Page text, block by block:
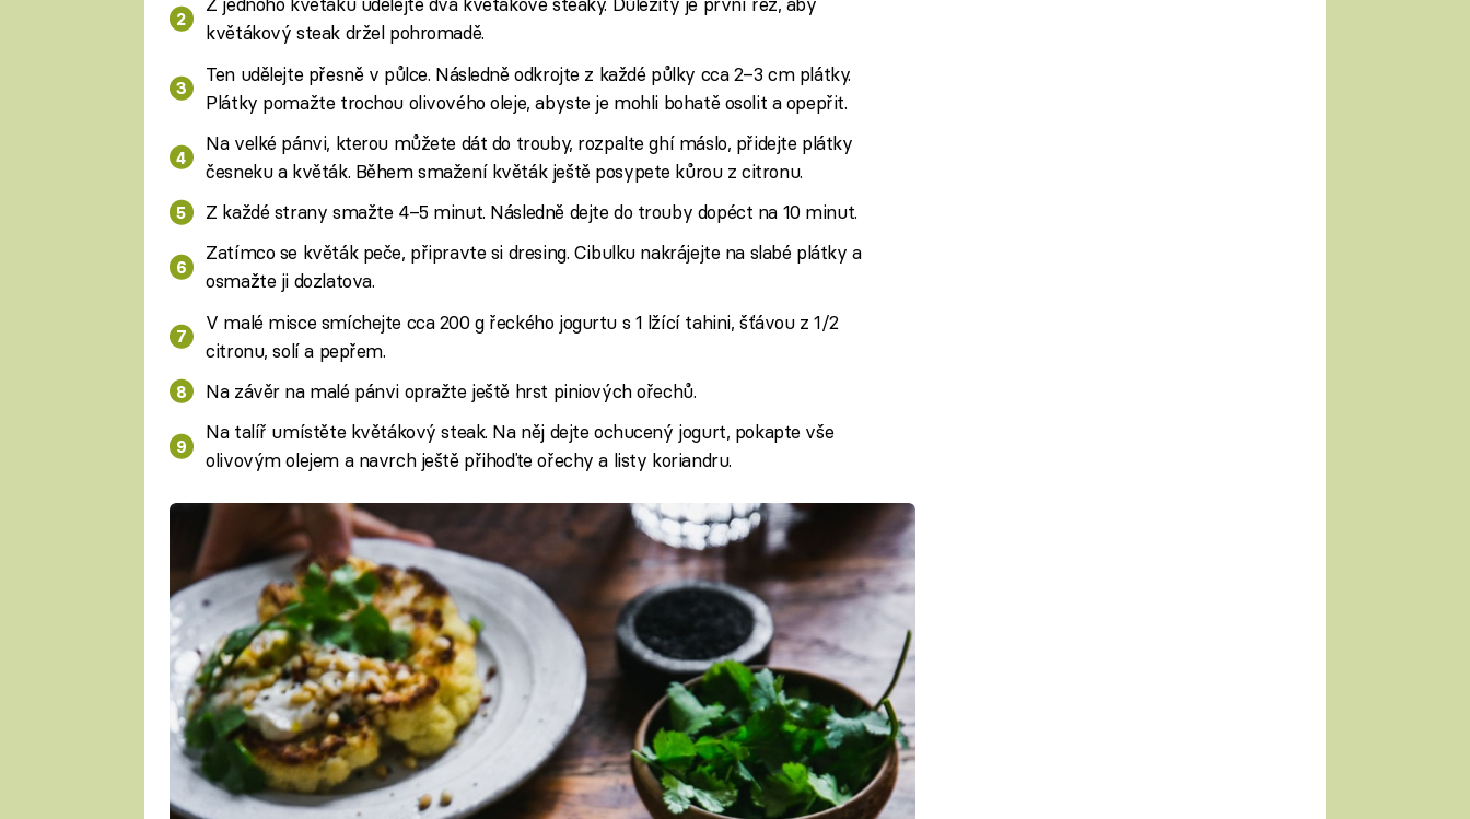
květákový steak držel pohromadě.
Ten udělejte přesně v půlce. Následně odkrojte z každé půlky cca 2–3 cm plátky.
Plátky pomažte trochou olivového oleje, abyste je mohli bohatě osolit a opepřit.
Na velké pánvi, kterou můžete dát do trouby, rozpalte ghí máslo, přidejte plátky
česneku a květák. Během smažení květák ještě posypete kůrou z citronu.
Z každé strany smažte 4–5 minut. Následně dejte do trouby dopéct na 10 minut.
Zatímco se květák peče, připravte si dresing. Cibulku nakrájejte na slabé plátky a
osmažte ji dozlatova.
V malé misce smíchejte cca 200 g řeckého jogurtu s 1 lžící tahini, šťávou z 1/2
citronu, solí a pepřem.
Na závěr na malé pánvi opražte ještě hrst piniových ořechů.
Na talíř umístěte květákový steak. Na něj dejte ochucený jogurt, pokapte vše
olivovým olejem a navrch ještě přihoďte ořechy a listy koriandru.